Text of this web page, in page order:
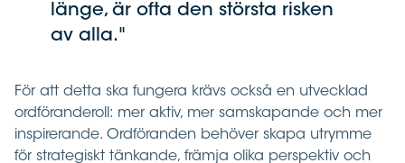
länge, är ofta den största risken
av alla.
För att detta ska fungera krävs också en utvecklad
ordföranderoll: mer aktiv, mer samskapande och mer
inspirerande. Ordföranden behöver skapa utrymme
för strategiskt tänkande, främja olika perspektiv och